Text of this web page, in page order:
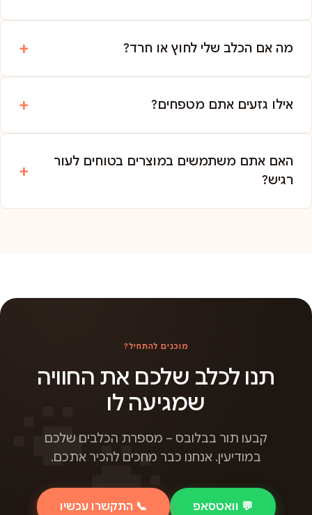
מה אם הכלב שלי לחוץ או חרד?
אילו גזעים אתם מטפחים?
האם אתם משתמשים במוצרים בטוחים לעור
רגיש?
מוכנים להתחיל?
תנו לכלב שלכם את החוויה
שמגיעה לו
קבעו תור בבלובס – מספרת הכלבים שלכם
במודיעין. אנחנו כבר מחכים להכיר אתכם.
💬 וואטסאפ 📞 התקשרו עכשיו